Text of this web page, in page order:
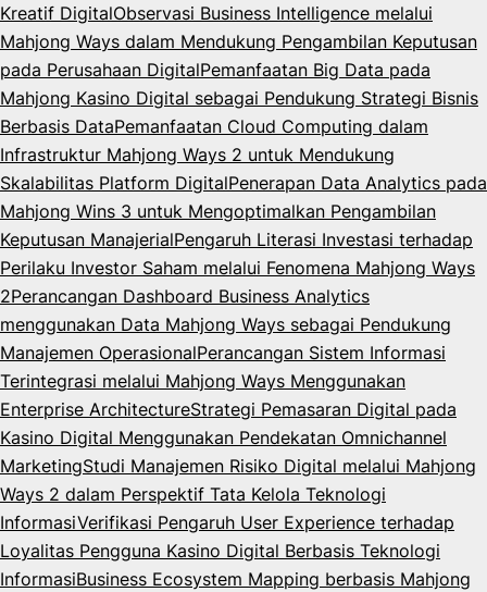
Kreatif DigitalObservasi Business Intelligence melalui
Mahjong Ways dalam Mendukung Pengambilan Keputusan
pada Perusahaan DigitalPemanfaatan Big Data pada
Mahjong Kasino Digital sebagai Pendukung Strategi Bisnis
Berbasis DataPemanfaatan Cloud Computing dalam
Infrastruktur Mahjong Ways 2 untuk Mendukung
Skalabilitas Platform DigitalPenerapan Data Analytics pada
Mahjong Wins 3 untuk Mengoptimalkan Pengambilan
Keputusan ManajerialPengaruh Literasi Investasi terhadap
Perilaku Investor Saham melalui Fenomena Mahjong Ways
2Perancangan Dashboard Business Analytics
menggunakan Data Mahjong Ways sebagai Pendukung
Manajemen OperasionalPerancangan Sistem Informasi
Terintegrasi melalui Mahjong Ways Menggunakan
Enterprise ArchitectureStrategi Pemasaran Digital pada
Kasino Digital Menggunakan Pendekatan Omnichannel
MarketingStudi Manajemen Risiko Digital melalui Mahjong
Ways 2 dalam Perspektif Tata Kelola Teknologi
InformasiVerifikasi Pengaruh User Experience terhadap
Loyalitas Pengguna Kasino Digital Berbasis Teknologi
InformasiBusiness Ecosystem Mapping berbasis Mahjong